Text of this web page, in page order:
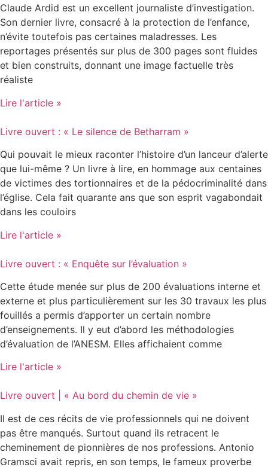
Claude Ardid est un excellent journaliste d’investigation.
Son dernier livre, consacré à la protection de l’enfance,
n’évite toutefois pas certaines maladresses. Les
reportages présentés sur plus de 300 pages sont fluides
et bien construits, donnant une image factuelle très
réaliste
Lire l'article »
Livre ouvert : « Le silence de Betharram »
Qui pouvait le mieux raconter l’histoire d’un lanceur d’alerte
que lui-même ? Un livre à lire, en hommage aux centaines
de victimes des tortionnaires et de la pédocriminalité dans
l’église. Cela fait quarante ans que son esprit vagabondait
dans les couloirs
Lire l'article »
Livre ouvert : « Enquête sur l’évaluation »
Cette étude menée sur plus de 200 évaluations interne et
externe et plus particulièrement sur les 30 travaux les plus
fouillés a permis d’apporter un certain nombre
d’enseignements. Il y eut d’abord les méthodologies
d’évaluation de l’ANESM. Elles affichaient comme
Lire l'article »
Livre ouvert | « Au bord du chemin de vie »
Il est de ces récits de vie professionnels qui ne doivent
pas être manqués. Surtout quand ils retracent le
cheminement de pionnières de nos professions. Antonio
Gramsci avait repris, en son temps, le fameux proverbe